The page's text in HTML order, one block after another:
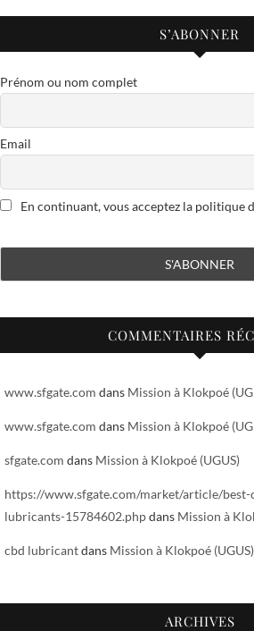
S’ABONNER
Prénom ou nom complet
Email
En continuant, vous acceptez la politique
COMMENTAIRES
www.sfgate.com dans Mission à Klokpoé
www.sfgate.com dans Mission à Klokpoé
sfgate.com dans Mission à Klokpoé (UGUS)
https://www.sfgate.com/market/article/
lubricants-15784602.phpdans Mission à
cbd lubricantdans Mission à Klokpoé (UGUS)
ARCHIVES